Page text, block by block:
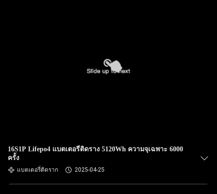
16S1P Lifepo4 แบตเตอรี่ติดราง 5120Wh ความจุเฉพาะ 6000
ครั้ง
แบตเตอรี่ติดราก 2025-04-25